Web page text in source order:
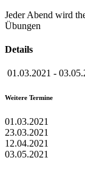
Jeder Abend wird
Übungen
Details
01.03.2021 -
Weitere Termine
01.03.2021
23.03.2021
12.04.2021
03.05.2021